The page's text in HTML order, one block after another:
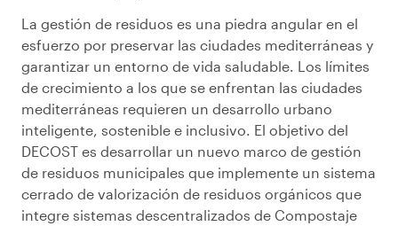
La gestión de residuos es una piedra angular en el
esfuerzo por preservar las ciudades mediterráneas y
garantizar un entorno de vida saludable. Los límites
de crecimiento a los que se enfrentan las ciudades
mediterráneas requieren un desarrollo urbano
inteligente, sostenible e inclusivo. El objetivo del
DECOST es desarrollar un nuevo marco de gestión
de residuos municipales que implemente un sistema
cerrado de valorización de residuos orgánicos que
integre sistemas descentralizados de Compostaje